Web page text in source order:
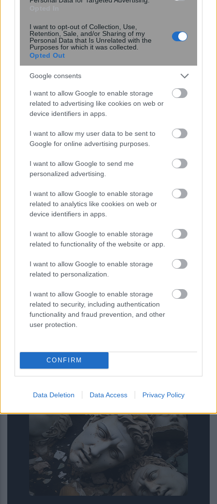
I want to opt-out of Collection, Use,
Retention, Sale, and/or Sharing of my
Personal Data that Is Unrelated with the
Purposes for which it was collected.
Opted Out
Google consents
I want to allow Google to enable storage
related to advertising like cookies on web or
device identifiers in apps.
I want to allow my user data to be sent to
Google for online advertising purposes.
I want to allow Google to send me
personalized advertising.
I want to allow Google to enable storage
related to analytics like cookies on web or
device identifiers in apps.
I want to allow Google to enable storage
related to functionality of the website or app.
I want to allow Google to enable storage
related to personalization.
I want to allow Google to enable storage
related to security, including authentication
functionality and fraud prevention, and other
user protection.
CONFIRM
Data Deletion Data Access Privacy Policy
Τσίχλα κατά του HPV: Νέα μελέτη
δείχνει μείωση του ιού έως 93% –
Ελπίδες για την πρόληψη του
καρκίνου του στόματος
Η πατατοσαλάτα θα γίνει απίστευτα
νόστιμη αν προσθέσετε 1 απρόσμενο
υλικό – Συνήθως το πετάμε
Επίθεση στην αλυσίδα εφοδιασμού
του npm: Παραβιάστηκε το δημοφιλές
εβδομαδιαίες λήψεις